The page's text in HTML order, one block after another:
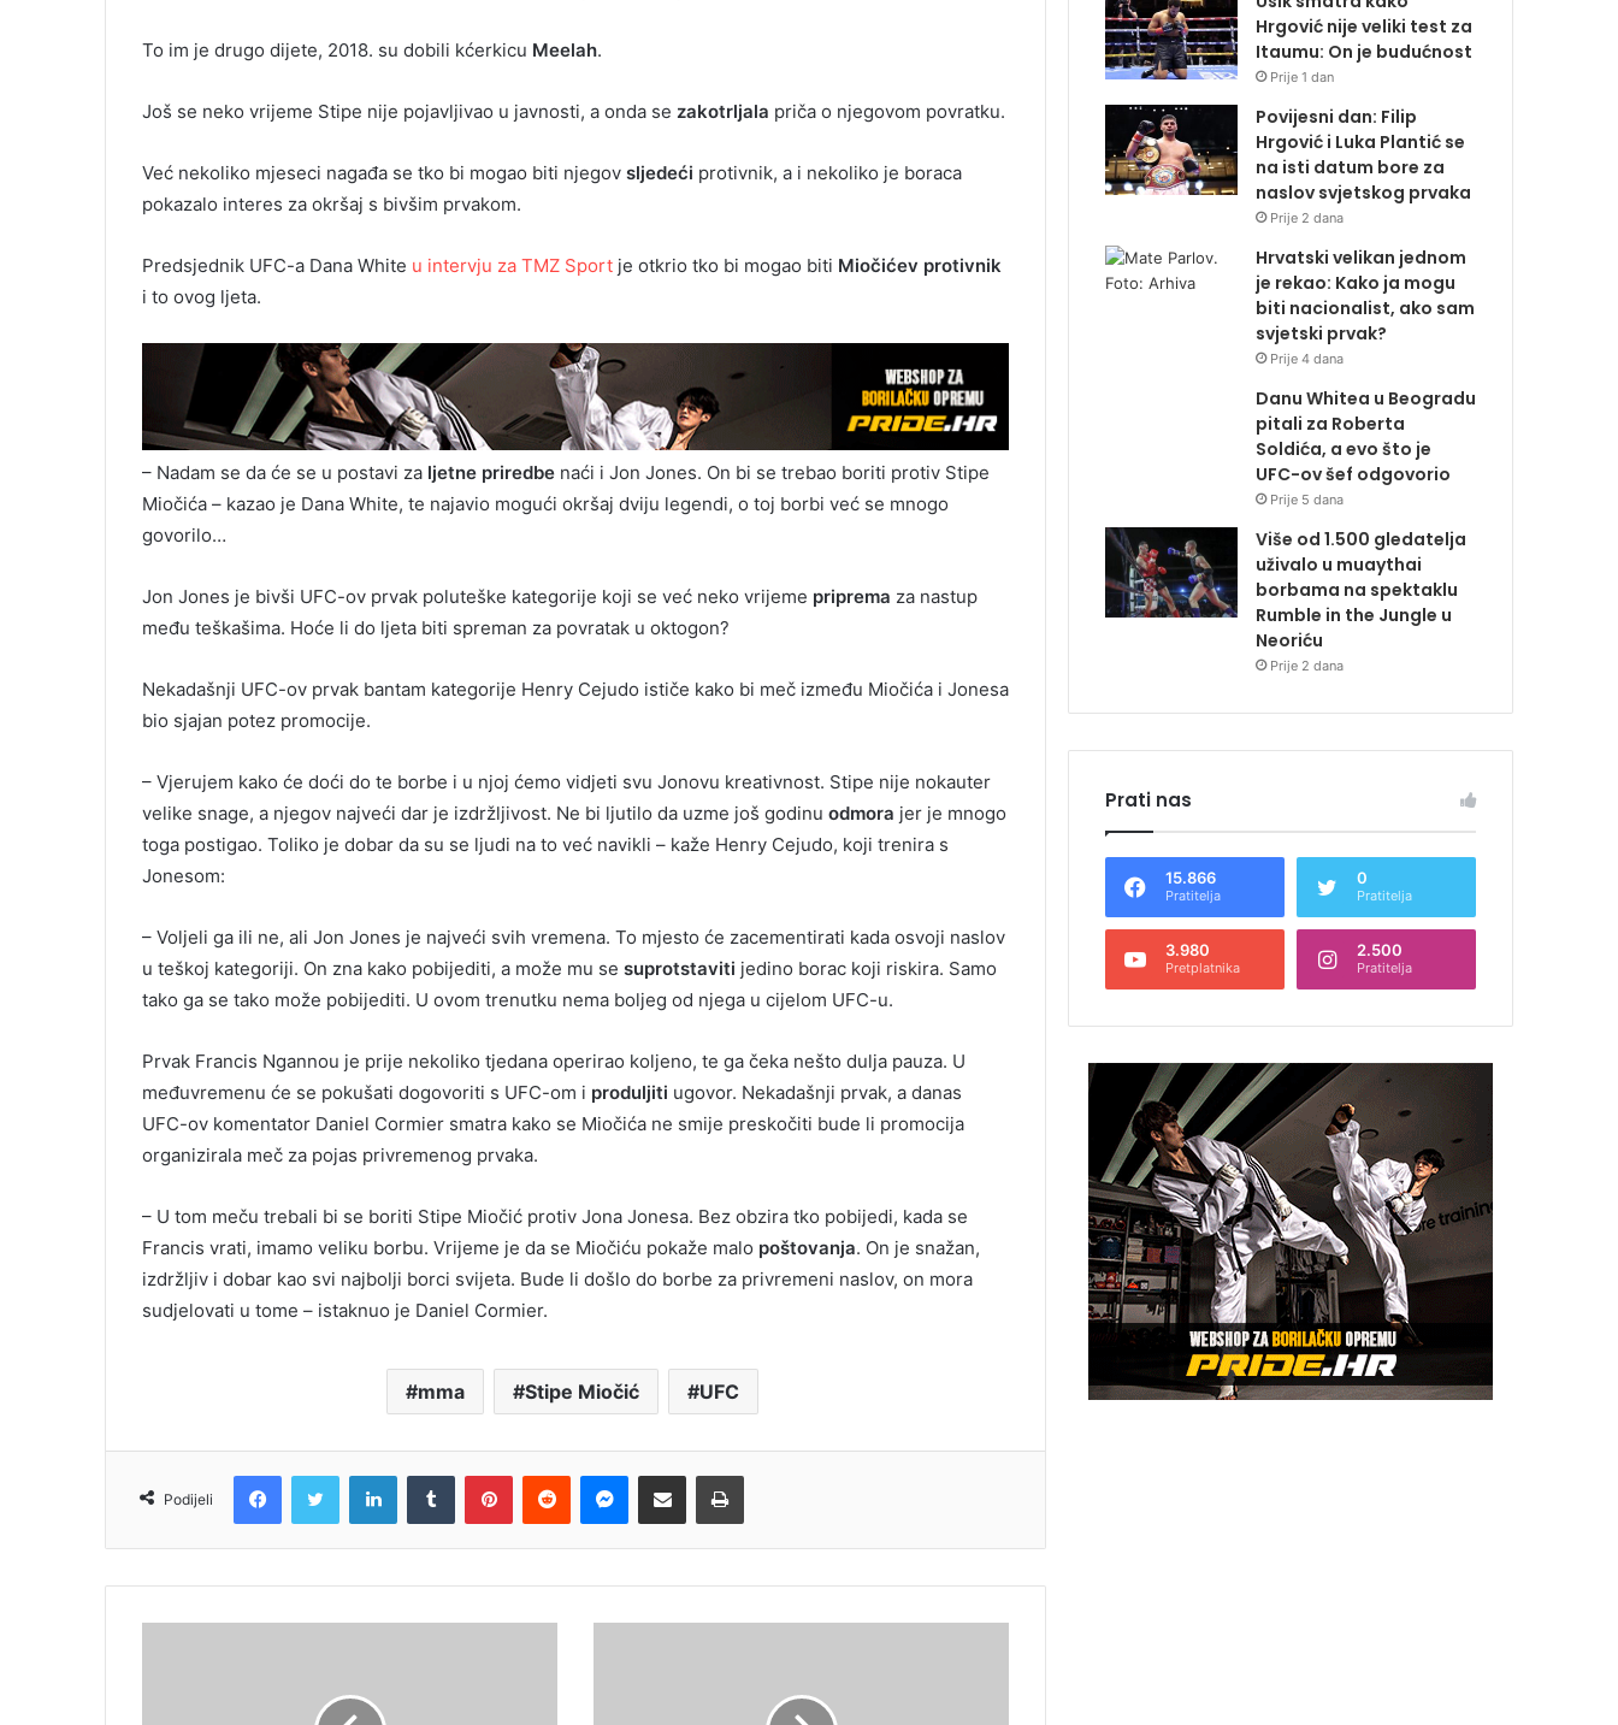
To im je drugo dijete, 2018. su dobili kćerkicu Meelah.
Još se neko vrijeme Stipe nije pojavljivao u javnosti, a onda se zakotrljala priča o njegovom povratku.
Već nekoliko mjeseci nagađa se tko bi mogao biti njegov sljedeći protivnik, a i nekoliko je boraca
pokazalo interes za okršaj s bivšim prvakom.
Predsjednik UFC-a Dana White u intervju za TMZ Sport je otkrio tko bi mogao biti Miočićev protivnik
i to ovog ljeta.
– Nadam se da će se u postavi za ljetne priredbe naći i Jon Jones. On bi se trebao boriti protiv Stipe
Miočića – kazao je Dana White, te najavio mogući okršaj dviju legendi, o toj borbi već se mnogo
govorilo…
Jon Jones je bivši UFC-ov prvak poluteške kategorije koji se već neko vrijeme priprema za nastup
među teškašima. Hoće li do ljeta biti spreman za povratak u oktogon?
Nekadašnji UFC-ov prvak bantam kategorije Henry Cejudo ističe kako bi meč između Miočića i Jonesa
bio sjajan potez promocije.
– Vjerujem kako će doći do te borbe i u njoj ćemo vidjeti svu Jonovu kreativnost. Stipe nije nokauter
velike snage, a njegov najveći dar je izdržljivost. Ne bi ljutilo da uzme još godinu odmora jer je mnogo
toga postigao. Toliko je dobar da su se ljudi na to već navikli – kaže Henry Cejudo, koji trenira s
Jonesom:
– Voljeli ga ili ne, ali Jon Jones je najveći svih vremena. To mjesto će zacementirati kada osvoji naslov
u teškoj kategoriji. On zna kako pobijediti, a može mu se suprotstaviti jedino borac koji riskira. Samo
tako ga se tako može pobijediti. U ovom trenutku nema boljeg od njega u cijelom UFC-u.
Prvak Francis Ngannou je prije nekoliko tjedana operirao koljeno, te ga čeka nešto dulja pauza. U
međuvremenu će se pokušati dogovoriti s UFC-om i produljiti ugovor. Nekadašnji prvak, a danas
UFC-ov komentator Daniel Cormier smatra kako se Miočića ne smije preskočiti bude li promocija
organizirala meč za pojas privremenog prvaka.
– U tom meču trebali bi se boriti Stipe Miočić protiv Jona Jonesa. Bez obzira tko pobijedi, kada se
Francis vrati, imamo veliku borbu. Vrijeme je da se Miočiću pokaže malo poštovanja. On je snažan,
izdržljiv i dobar kao svi najbolji borci svijeta. Bude li došlo do borbe za privremeni naslov, on mora
sudjelovati u tome – istaknuo je Daniel Cormier.
mma Stipe Miočić UFC
Podijeli
FacebookTwitter LinkedInTumblr PinterestReddit MessengerPodijeli e-mailom Ispis
Hrgović nije veliki test za
Itaumu: On je budućnost
Prije 1 dan
Povijesni dan: Filip
Hrgović i Luka Plantić se
na isti datum bore za
naslov svjetskog prvaka
Prije 2 dana
Hrvatski velikan jednom
je rekao: Kako ja mogu
biti nacionalist, ako sam
svjetski prvak?
Prije 4 dana
Danu Whitea u Beogradu
pitali za Roberta
Soldića, a evo što je
UFC-ov šef odgovorio
Prije 5 dana
Više od 1.500 gledatelja
uživalo u muaythai
borbama na spektaklu
Rumble in the Jungle u
Neoriću
Prije 2 dana
Prati nas
15.866
Pratitelja
0
Pratitelja
3.980
Pretplatnika
2.500
Pratitelja